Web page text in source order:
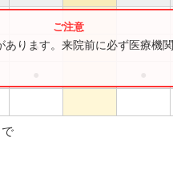
● ● ●
ります。来院前に必ず医療機